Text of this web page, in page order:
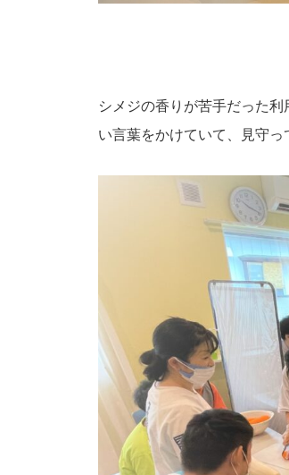
シメジの香りが苦手だった
い言葉をかけていて、見守